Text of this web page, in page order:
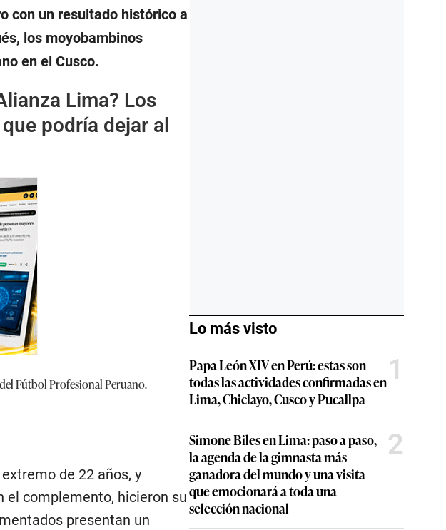
con un resultado histórico a
los moyobambinos
en el Cusco.
Lima? Los
podría dejar al
Fútbol Profesional Peruano.
de 22 años, y
el complemento, hicieron su
presentan un
Lo más visto
Papa León XIV en Perú: estas son
todas las actividades confirmadas en
Lima, Chiclayo, Cusco y Pucallpa
1
Simone Biles en Lima: paso a paso,
la agenda de la gimnasta más
ganadora del mundo y una visita
que emocionará a toda una
selección nacional
2